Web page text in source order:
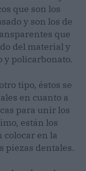
que son los
y son los de
que
del material y
y policarbonato.
tipo, éstos se
en cuanto a
para unir los
están los
colocar en la
piezas dentales.